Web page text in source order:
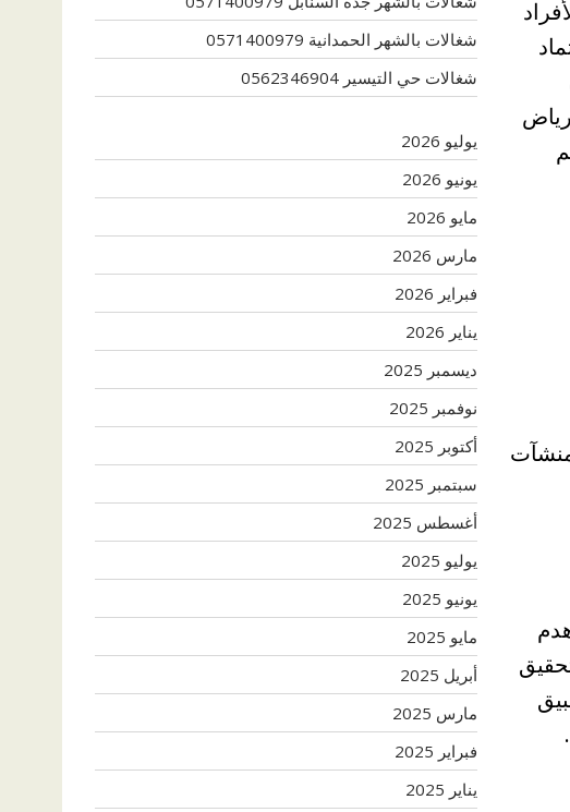
شغالات بالشهر الحمدانية 0571400979
شغالات حي التيسير 0562346904
يوليو 2026
يونيو 2026
مايو 2026
مارس 2026
فبراير 2026
يناير 2026
ديسمبر 2025
نوفمبر 2025
أكتوبر 2025
سبتمبر 2025
أغسطس 2025
يوليو 2025
يونيو 2025
مايو 2025
أبريل 2025
مارس 2025
فبراير 2025
يناير 2025